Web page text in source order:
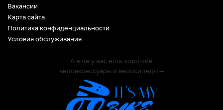
Вакансии
Карта сайта
Политика конфиденциальности
Условия обслуживания
А ещё у нас есть хорошие
велоаксессуары и велосипеды —